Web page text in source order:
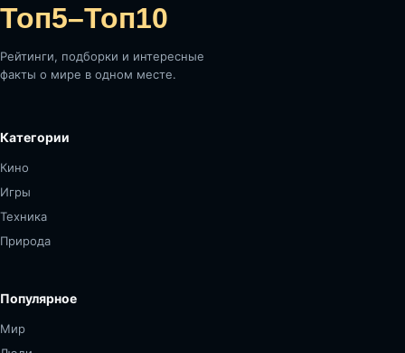
Топ5–Топ10
Рейтинги, подборки и интересные
факты о мире в одном месте.
Категории
Кино
Игры
Техника
Природа
Популярное
Мир